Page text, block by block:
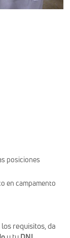
posiciones
en campamento
requisitos, da